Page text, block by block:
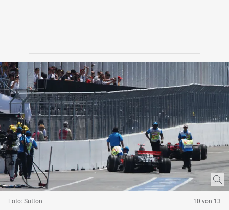
Foto: Sutton 10 von 13